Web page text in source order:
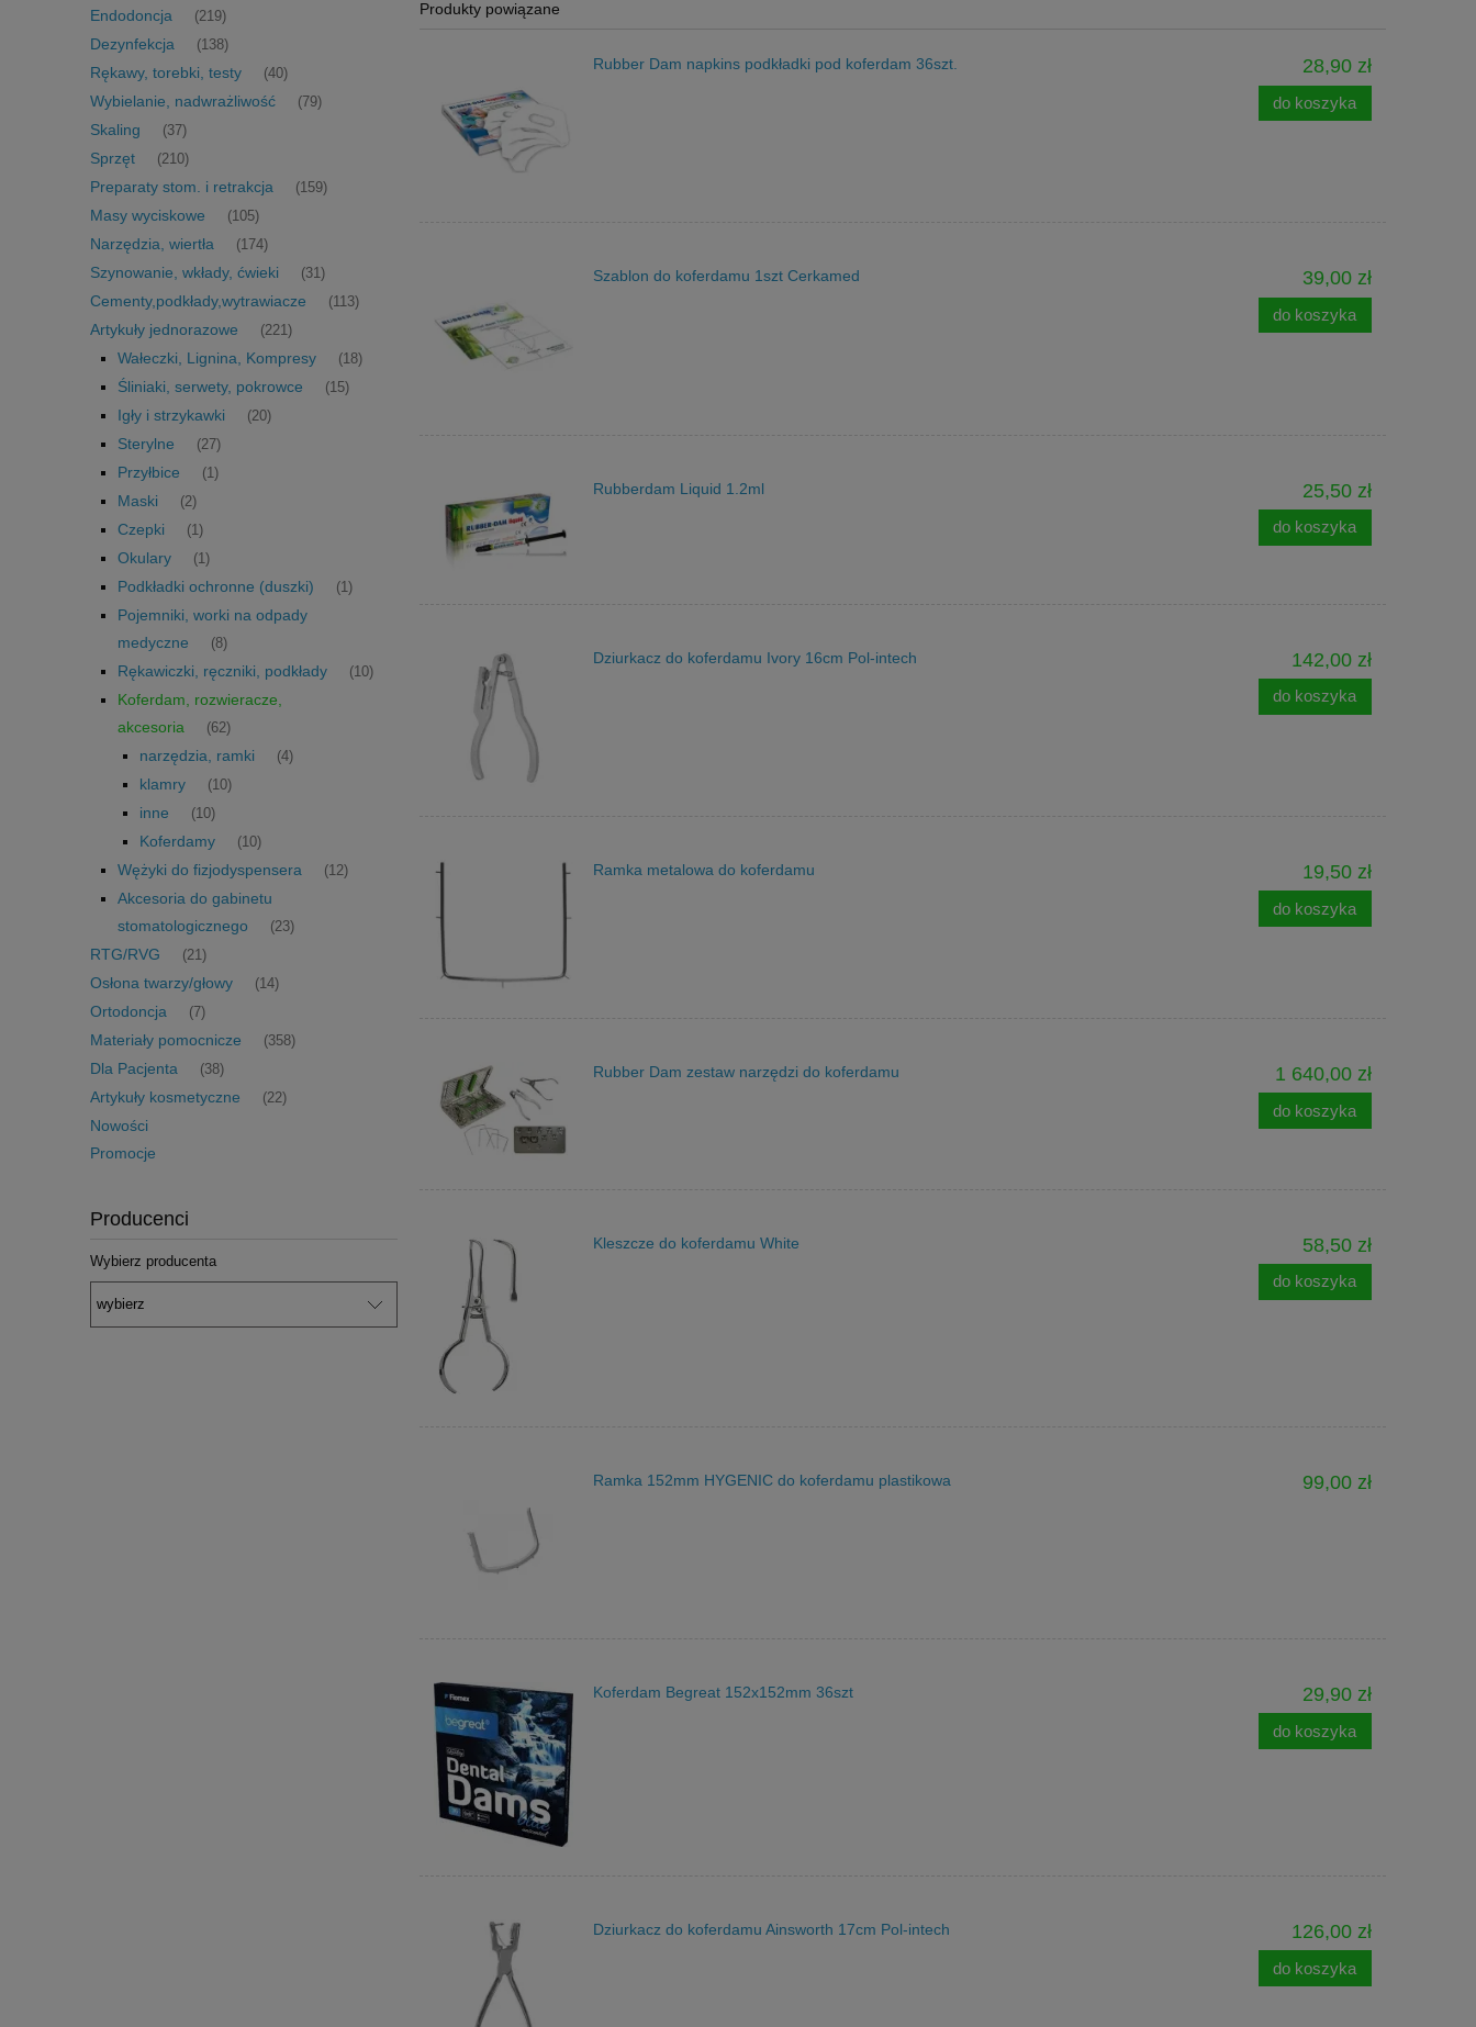
Endodoncja (219)
Dezynfekcja (138)
Rękawy, torebki, testy (40)
Wybielanie, nadwrażliwość (79)
Skaling (37)
Sprzęt (210)
Preparaty stom. i retrakcja (159)
Masy wyciskowe (105)
Narzędzia, wiertła (174)
Szynowanie, wkłady, ćwieki (31)
Cementy,podkłady,wytrawiacze (113)
Artykuły jednorazowe (221)
Wałeczki, Lignina, Kompresy (18)
Śliniaki, serwety, pokrowce (15)
Igły i strzykawki (20)
Sterylne (27)
Przyłbice (1)
Maski (2)
Czepki (1)
Okulary (1)
Podkładki ochronne (duszki) (1)
Pojemniki, worki na odpady
medyczne
(8)
Rękawiczki, ręczniki, podkłady (10)
Koferdam, rozwieracze,
akcesoria
(62)
narzędzia, ramki (4)
klamry (10)
inne (10)
Koferdamy (10)
Wężyki do fizjodyspensera (12)
Akcesoria do gabinetu
stomatologicznego
(23)
RTG/RVG (21)
Osłona twarzy/głowy (14)
Ortodoncja (7)
Materiały pomocnicze (358)
Dla Pacjenta (38)
Artykuły kosmetyczne (22)
Nowości
Promocje
Producenci
Wybierz producenta
Produkty powiązane
Rubber Dam napkins podkładki pod koferdam 36szt. 28,90 zł
do koszyka
Szablon do koferdamu 1szt Cerkamed 39,00 zł
do koszyka
Rubberdam Liquid 1.2ml 25,50 zł
do koszyka
Dziurkacz do koferdamu Ivory 16cm Pol-intech 142,00 zł
do koszyka
Ramka metalowa do koferdamu 19,50 zł
do koszyka
Rubber Dam zestaw narzędzi do koferdamu 1 640,00 zł
do koszyka
Kleszcze do koferdamu White 58,50 zł
do koszyka
Ramka 152mm HYGENIC do koferdamu plastikowa 99,00 zł
Koferdam Begreat 152x152mm 36szt 29,90 zł
do koszyka
Dziurkacz do koferdamu Ainsworth 17cm Pol-intech 126,00 zł
do koszyka